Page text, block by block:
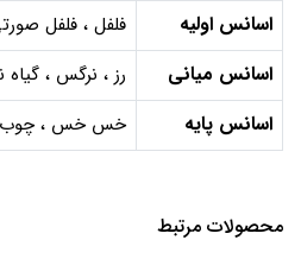
اسانس اولیه فلفل ، فلفل
اسانس میانی رز ، نرگس ، گیاه
اسانس پایه خس خس ، چوب
محصولات مرتبط